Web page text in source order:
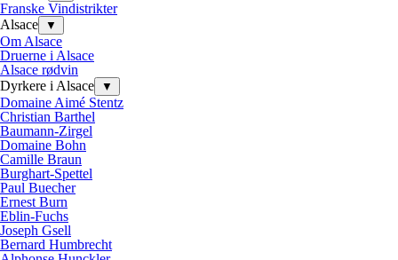
Franske Vindistrikter
Alsace
▼
Om Alsace
Druerne i Alsace
Alsace rødvin
Dyrkere i Alsace
▼
Domaine Aimé Stentz
Christian Barthel
Baumann-Zirgel
Domaine Bohn
Camille Braun
Burghart-Spettel
Paul Buecher
Ernest Burn
Eblin-Fuchs
Joseph Gsell
Bernard Humbrecht